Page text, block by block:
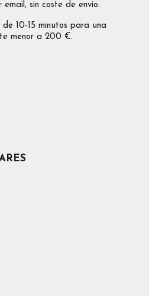
sin coste de envío.
10-15 minutos para una
menor a 200 €.